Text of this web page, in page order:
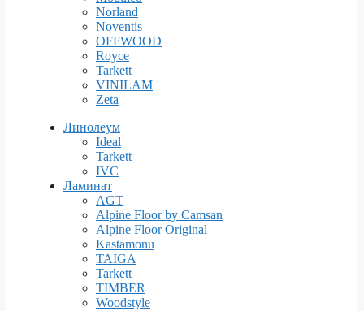
Norland
Noventis
OFFWOOD
Royce
Tarkett
VINILAM
Zeta
Линолеум
Ideal
Tarkett
IVC
Ламинат
AGT
Alpine Floor by Camsan
Alpine Floor Original
Kastamonu
TAIGA
Tarkett
TIMBER
Woodstyle